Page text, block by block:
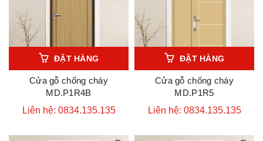
ĐẶT HÀNG
Cửa gỗ chống cháy
MD.P1R4B
Liên hệ: 0834.135.135
ĐẶT HÀNG
Cửa gỗ chống cháy
MD.P1R5
Liên hệ: 0834.135.135